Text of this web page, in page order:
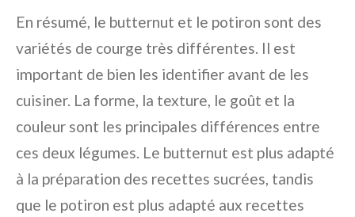
En résumé, le butternut et le potiron sont des
variétés de courge très différentes. Il est
important de bien les identifier avant de les
cuisiner. La forme, la texture, le goût et la
couleur sont les principales différences entre
ces deux légumes. Le butternut est plus adapté
à la préparation des recettes sucrées, tandis
que le potiron est plus adapté aux recettes